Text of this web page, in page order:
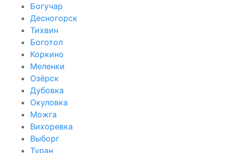
Богучар
Десногорск
Тихвин
Боготол
Коркино
Меленки
Озёрск
Дубовка
Окуловка
Можга
Вихоревка
Выборг
Туран